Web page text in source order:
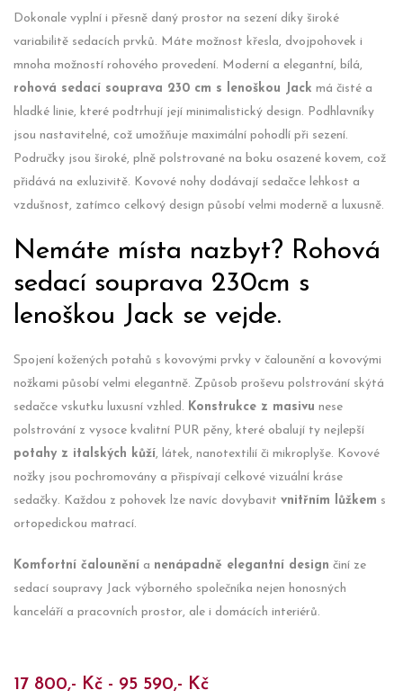
Dokonale vyplní i přesně daný prostor na sezení díky široké
variabilitě sedacích prvků. Máte možnost křesla, dvojpohovek i
mnoha možností rohového provedení. Moderní a elegantní, bílá,
rohová sedací souprava 230 cm s lenoškou Jack má čisté a
hladké linie, které podtrhují její minimalistický design. Podhlavníky
jsou nastavitelné, což umožňuje maximální pohodlí při sezení.
Područky jsou široké, plně polstrované na boku osazené kovem, což
přidává na exluzivitě. Kovové nohy dodávají sedačce lehkost a
vzdušnost, zatímco celkový design působí velmi moderně a luxusně.
Nemáte místa nazbyt? Rohová
sedací souprava 230cm s
lenoškou Jack se vejde.
Spojení kožených potahů s kovovými prvky v čalounění a kovovými
nožkami působí velmi elegantně. Způsob proševu polstrování skýtá
sedačce vskutku luxusní vzhled. Konstrukce z masivu nese
polstrování z vysoce kvalitní PUR pěny, které obalují ty nejlepší
potahy z italských kůží, látek, nanotextilií či mikroplyše. Kovové
nožky jsou pochromovány a přispívají celkové vizuální kráse
sedačky. Každou z pohovek lze navíc dovybavit vnitřním lůžkem s
ortopedickou matrací.
Komfortní čalounění a nenápadně elegantní design činí ze
sedací soupravy Jack výborného společníka nejen honosných
kanceláří a pracovních prostor, ale i domácích interiérů.
17 800,- Kč - 95 590,- Kč